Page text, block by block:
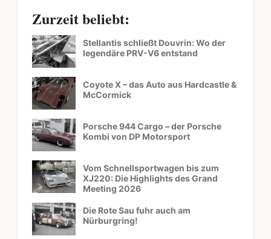
Zurzeit beliebt:
Stellantis schließt Douvrin: Wo der
legendäre PRV-V6 entstand
Coyote X – das Auto aus Hardcastle &
McCormick
Porsche 944 Cargo – der Porsche
Kombi von DP Motorsport
Vom Schnellsportwagen bis zum
XJ220: Die Highlights des Grand
Meeting 2026
Die Rote Sau fuhr auch am
Nürburgring!